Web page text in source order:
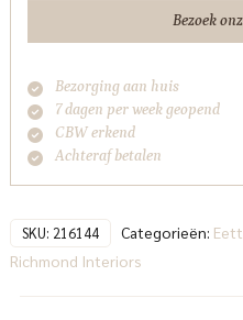
Bezoek
Bezorging aan huis
7 dagen per week geopend
CBW erkend
Achteraf betalen
SKU: 216144 Categorieën:
Richmond Interiors